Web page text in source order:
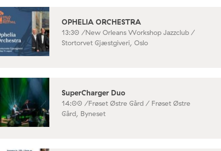
OPHELIA ORCHESTRA
13:30 /New Orleans Workshop Jazzclub /
Stortorvet Gjæstgiveri, Oslo
SuperCharger Duo
14:00 /Frøset Østre Gård / Frøset Østre
Gård, Byneset